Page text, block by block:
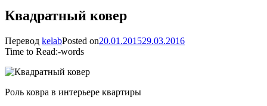
Квадратный ковер
Перевод kelabPosted on20.01.201529.03.2016
Time to Read:-words
Роль ковра в интерьере квартиры